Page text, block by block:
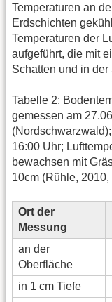
Temperaturen an
Erdschichten
Temperaturen der
aufgeführt, die mit
Schatten und in
Tabelle 2:
gemessen am
16:00 Uhr;
bewachsen mit
10cm (Rühle,
Ort der
Messung
an der
Oberfläche
in 1 cm Tiefe